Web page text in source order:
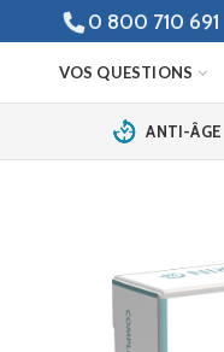
0 800 710 691
VOS QUESTIONS
ANTI-ÂGE